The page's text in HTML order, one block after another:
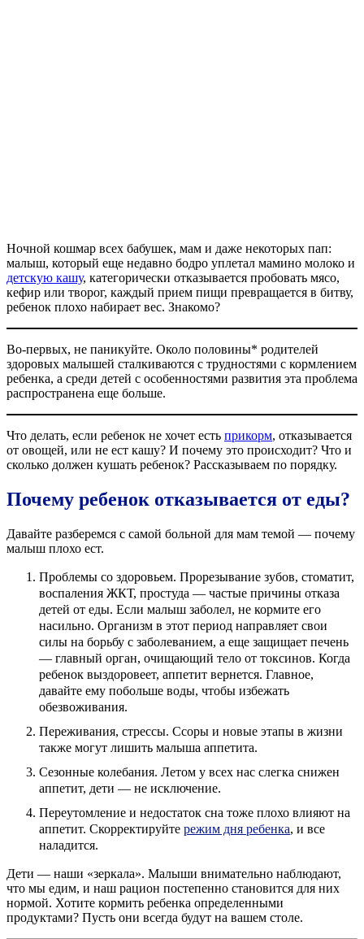
Ночной кошмар всех бабушек, мам и даже некоторых пап:
малыш, который еще недавно бодро уплетал мамино молоко и
детскую кашу, категорически отказывается пробовать мясо,
кефир или творог, каждый прием пищи превращается в битву,
ребенок плохо набирает вес. Знакомо?
Во-первых, не паникуйте. Около половины* родителей
здоровых малышей сталкиваются с трудностями с кормлением
ребенка, а среди детей с особенностями развития эта проблема
распространена еще больше.
Что делать, если ребенок не хочет есть прикорм, отказывается
от овощей, или не ест кашу? И почему это происходит? Что и
сколько должен кушать ребенок? Рассказываем по порядку.
Почему ребенок отказывается от еды?
Давайте разберемся с самой больной для мам темой — почему
малыш плохо ест.
Проблемы со здоровьем. Прорезывание зубов, стоматит,
воспаления ЖКТ, простуда — частые причины отказа
детей от еды. Если малыш заболел, не кормите его
насильно. Организм в этот период направляет свои
силы на борьбу с заболеванием, а еще защищает печень
— главный орган, очищающий тело от токсинов. Когда
ребенок выздоровеет, аппетит вернется. Главное,
давайте ему побольше воды, чтобы избежать
обезвоживания.
Переживания, стрессы. Ссоры и новые этапы в жизни
также могут лишить малыша аппетита.
Сезонные колебания. Летом у всех нас слегка снижен
аппетит, дети — не исключение.
Переутомление и недостаток сна тоже плохо влияют на
аппетит. Скорректируйте режим дня ребенка, и все
наладится.
Дети — наши «зеркала». Малыши внимательно наблюдают,
что мы едим, и наш рацион постепенно становится для них
нормой. Хотите кормить ребенка определенными
продуктами? Пусть они всегда будут на вашем столе.